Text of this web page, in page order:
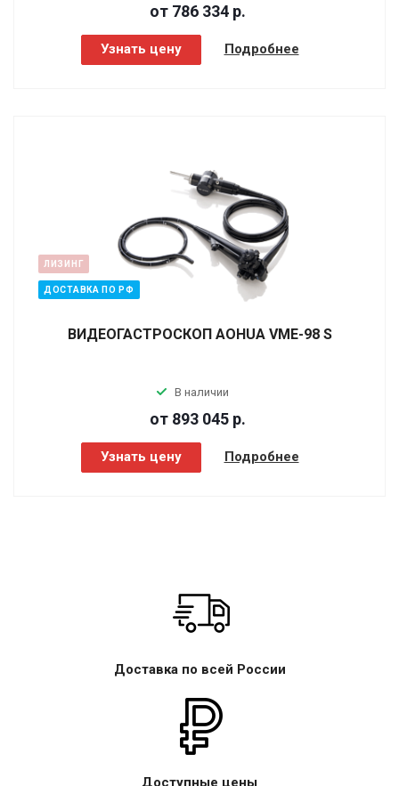
от 786 334 р.
Узнать цену Подробнее
ЛИЗИНГ
ДОСТАВКА ПО РФ
ВИДЕОГАСТРОСКОП AOHUA VME-98 S
В наличии
от 893 045 р.
Узнать цену Подробнее
Доставка по всей России
Доступные цены